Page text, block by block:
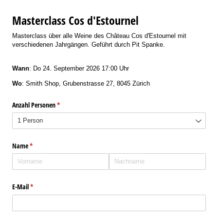
Masterclass Cos d'Estournel
Masterclass über alle Weine des Château Cos d'Estournel mit
verschiedenen Jahrgängen. Geführt durch Pit Spanke.
Wann: Do 24. September 2026 17:00 Uhr
Wo: Smith Shop, Grubenstrasse 27, 8045 Zürich
Anzahl Personen*
(erforderlich)
Name*
(erforderlich)
E-Mail*
(erforderlich)